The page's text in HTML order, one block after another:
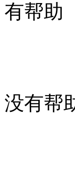
有帮助
没有帮